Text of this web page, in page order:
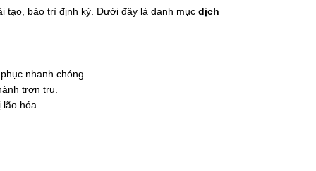
tạo, bảo trì định kỳ. Dưới đây là danh mục dịch
nhanh chóng.
trơn tru.
hóa.